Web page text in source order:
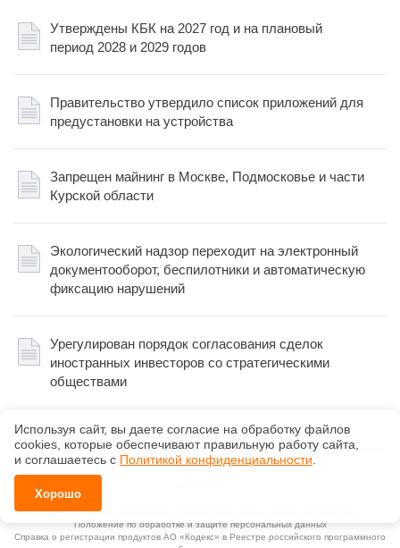
Утверждены КБК на 2027 год и на плановый
период 2028 и 2029 годов
Правительство утвердило список приложений для
предустановки на устройства
Запрещен майнинг в Москве, Подмосковье и части
Курской области
Экологический надзор переходит на электронный
документооборот, беспилотники и автоматическую
фиксацию нарушений
Урегулирован порядок согласования сделок
иностранных инвесторов со стратегическими
обществами
©Региональный центр «Кодекс», 2026, v2.12.20 revision: 67b0ca1b
ОКВЭД: 63.11.1, Коды видов деятельности в области информационных технологий:
1.01, 3.01
Исключительные авторские и смежные права принадлежат АО «Кодекс».
Положение по обработке и защите персональных данных
Справка о регистрации продуктов АО «Кодекс» в Реестре российского программного
Используя сайт, вы даете согласие на обработку файлов
сооkiеs, которые обеспечивают правильную работу сайта,
и соглашаетесь с Политикой конфиденциальности.
Хорошо